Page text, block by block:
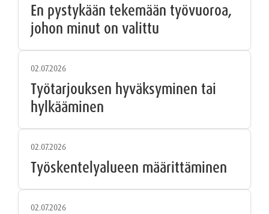
En pystykään tekemään työvuoroa,
johon minut on valittu
02.07.2026
Työtarjouksen hyväksyminen tai
hylkääminen
02.07.2026
Työskentelyalueen määrittäminen
02.07.2026